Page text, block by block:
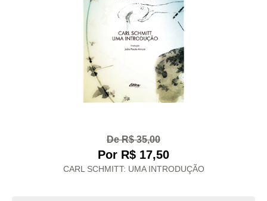
De R$ 35,00
Por R$ 17,50
CARL SCHMITT: UMA INTRODUÇÃO